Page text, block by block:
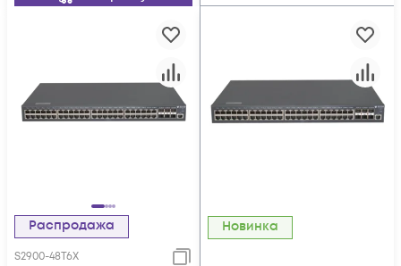
Распродажа
S2900-48T6X
Новинка